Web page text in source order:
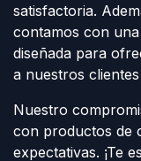
satisfactoria.
contamos con
diseñada para
a nuestros
Nuestro
con productos de
expectativas. ¡Te